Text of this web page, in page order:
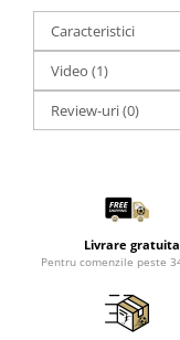
Caracteristici
Video (1)
Review-uri(0)
Livrare gratuita
Pentru comenzile peste